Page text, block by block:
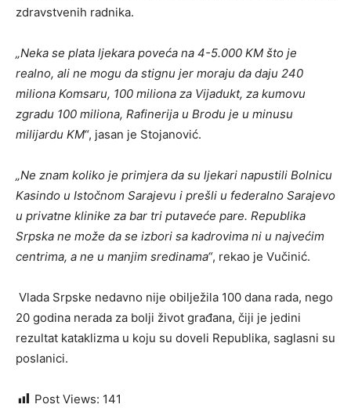
zdravstvenih radnika.
„Neka se plata ljekara poveća na 4-5.000 KM što je
realno, ali ne mogu da stignu jer moraju da daju 240
miliona Komsaru, 100 miliona za Vijadukt, za kumovu
zgradu 100 miliona, Rafinerija u Brodu je u minusu
milijardu KM“, jasan je Stojanović.
„Ne znam koliko je primjera da su ljekari napustili Bolnicu
Kasindo u Istočnom Sarajevu i prešli u federalno Sarajevo
u privatne klinike za bar tri putaveće pare. Republika
Srpska ne može da se izbori sa kadrovima ni u najvećim
centrima, a ne u manjim sredinama“, rekao je Vučinić.
Vlada Srpske nedavno nije obilježila 100 dana rada, nego
20 godina nerada za bolji život građana, čiji je jedini
rezultat kataklizma u koju su doveli Republika, saglasni su
poslanici.
Post Views: 141